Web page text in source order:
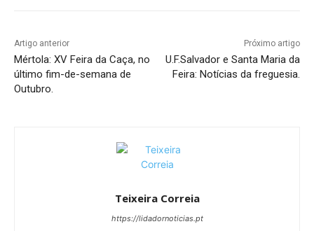
Artigo anterior
Mértola: XV Feira da Caça, no
último fim-de-semana de
Outubro.
Próximo artigo
U.F.Salvador e Santa Maria da
Feira: Notícias da freguesia.
Teixeira Correia
https://lidadornoticias.pt